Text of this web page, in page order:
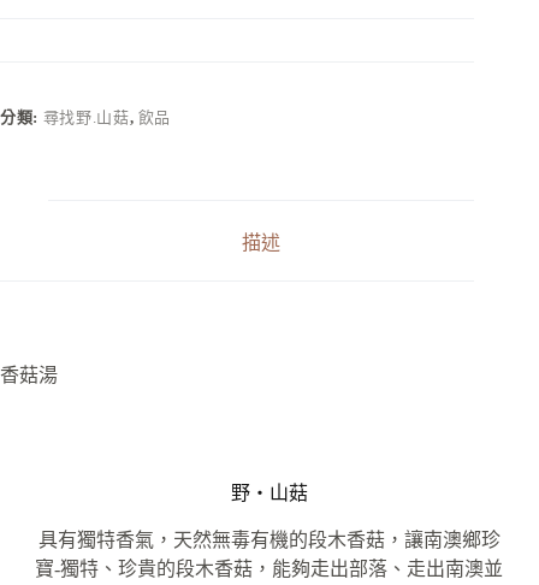
分類: 尋找野.山菇, 飲品
描述
香菇湯
野‧山菇
具有獨特香氣，天然無毒有機的段木香菇，讓南澳鄉珍
寶-獨特、珍貴的段木香菇，能夠走出部落、走出南澳並